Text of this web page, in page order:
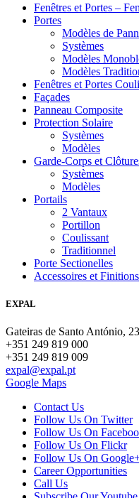
Fenêtres et Portes –
Portes
Modèles de
Systèmes
Modèles
Modèles
Fenêtres et Portes
Façades
Panneau Composite
Protection Solaire
Systèmes
Modèles
Garde-Corps et
Systèmes
Modèles
Portails
2 Vantaux
Portillon
Coulissant
Traditionnel
Porte Sectionelles
Accessoires et Finitions
EXPAL
Gateiras de Santo António,
+351 249 819 000
+351 249 819 009
expal@expal.pt
Google Maps
Contact Us
Follow Us On Twitter
Follow Us On
Follow Us On Flickr
Follow Us On
Career Opportunities
Call Us